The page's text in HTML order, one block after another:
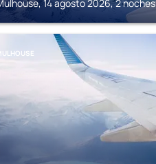
14 agosto 2026, 2 noches